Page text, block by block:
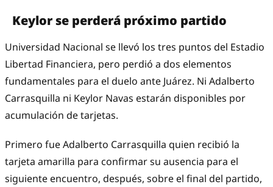
Keylor se perderá próximo partido
Universidad Nacional se llevó los tres puntos del Estadio
Libertad Financiera, pero perdió a dos elementos
fundamentales para el duelo ante Juárez. Ni Adalberto
Carrasquilla ni Keylor Navas estarán disponibles por
acumulación de tarjetas.
Primero fue Adalberto Carrasquilla quien recibió la
tarjeta amarilla para confirmar su ausencia para el
siguiente encuentro, después, sobre el final del partido,